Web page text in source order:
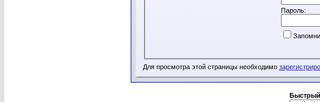
Пароль:
Для просмотра этой страницы необходимо